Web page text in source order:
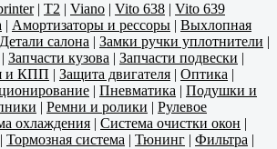
| T2 | Viano | Vito 638 | Vito 639
| Амортизаторы и рессоры | Выхлопная
Детали салона | Замки ручки уплотнители |
| Запчасти кузова | Запчасти подвески |
и КПП | Защита двигателя | Оптика |
| Пневматика | Подушки и
| Ремни и ролики | Рулевое
охлаждения | Система очистки окон |
| Тормозная система | Тюнинг | Фильтра |